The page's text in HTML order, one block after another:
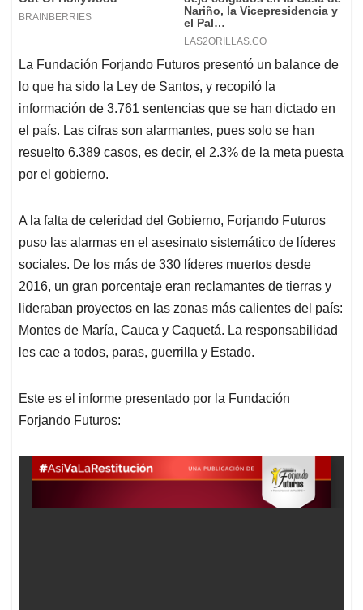
La Fundación Forjando Futuros presentó un balance de
lo que ha sido la Ley de Santos, y recopiló la
información de 3.761 sentencias que se han dictado en
el país. Las cifras son alarmantes, pues solo se han
resuelto 6.389 casos, es decir, el 2.3% de la meta puesta
por el gobierno.
A la falta de celeridad del Gobierno, Forjando Futuros
puso las alarmas en el asesinato sistemático de líderes
sociales. De los más de 330 líderes muertos desde
2016, un gran porcentaje eran reclamantes de tierras y
lideraban proyectos en las zonas más calientes del país:
Montes de María, Cauca y Caquetá. La responsabilidad
les cae a todos, paras, guerrilla y Estado.
Este es el informe presentado por la Fundación
Forjando Futuros: